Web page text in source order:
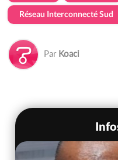
Réseau Interconnecté Sud
Par Koaci